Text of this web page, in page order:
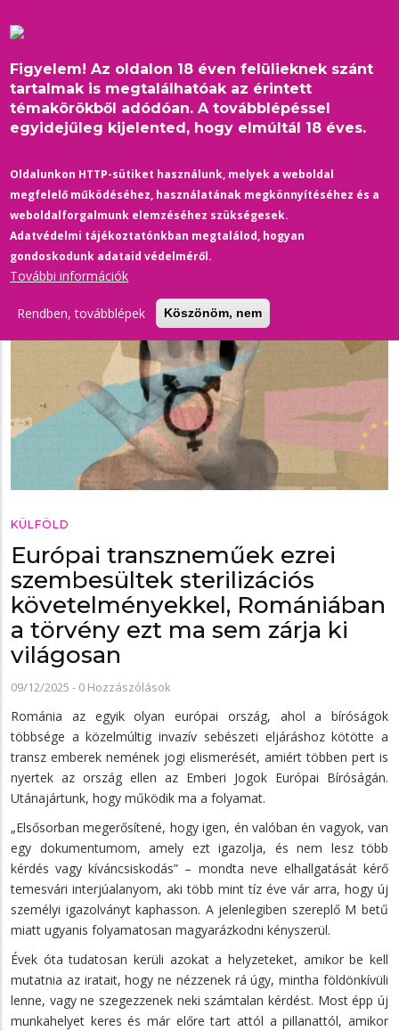
Figyelem! Az oldalon 18 éven felülieknek szánt
tartalmak is megtalálhatóak az érintett
témakörökből adódóan. A továbblépéssel
egyidejűleg kijelented, hogy elmúltál 18 éves.
Oldalunkon HTTP-sütiket használunk, melyek a weboldal
megfelelő működéséhez, használatának megkönnyítéséhez és a
weboldalforgalmunk elemzéséhez szükségesek.
Adatvédelmi tájékoztatónkban megtalálod, hogyan
gondoskodunk adataid védelméről.
További információk
Rendben, továbblépek Köszönöm, nem
követelményekkel, Romániában a törvény ezt ma sem zárja ki
világosan
KÜLFÖLD
Európai transzneműek ezrei
szembesültek sterilizációs
követelményekkel, Romániában
a törvény ezt ma sem zárja ki
világosan
09/12/2025 - 0 Hozzászólások
Románia az egyik olyan európai ország, ahol a bíróságok
többsége a közelmúltig invazív sebészeti eljáráshoz kötötte a
transz emberek nemének jogi elismerését, amiért többen pert is
nyertek az ország ellen az Emberi Jogok Európai Bíróságán.
Utánajártunk, hogy működik ma a folyamat.
„Elsősorban megerősítené, hogy igen, én valóban én vagyok, van
egy dokumentumom, amely ezt igazolja, és nem lesz több
kérdés vagy kíváncsiskodás” – mondta neve elhallgatását kérő
temesvári interjúalanyom, aki több mint tíz éve vár arra, hogy új
személyi igazolványt kaphasson. A jelenlegiben szereplő M betű
miatt ugyanis folyamatosan magyarázkodni kényszerül.
Évek óta tudatosan kerüli azokat a helyzeteket, amikor be kell
mutatnia az iratait, hogy ne nézzenek rá úgy, mintha földönkívüli
lenne, vagy ne szegezzenek neki számtalan kérdést. Most épp új
munkahelyet keres és már előre tart attól a pillanattól, amikor